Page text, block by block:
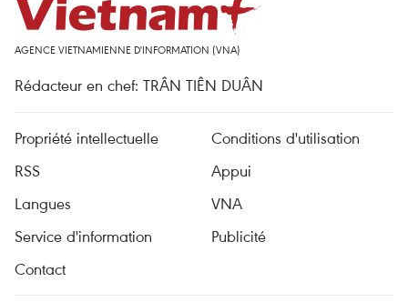
AGENCE VIETNAMIENNE D'INFORMATION (VNA)
Rédacteur en chef: TRÂN TIÊN DUÂN
Propriété intellectuelle
Conditions d'utilisation
RSS
Appui
Langues
VNA
Service d'information
Publicité
Contact